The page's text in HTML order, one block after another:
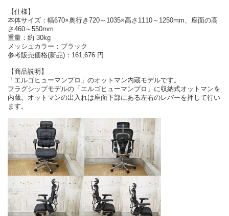
【仕様】
本体サイズ：幅670×奥行き720～1035×高さ1110～1250mm、座面の高
さ460～550mm
重量：約 30kg
メッシュカラー：ブラック
参考販売価格(新品)：161,676 円
【商品説明】
「エルゴヒューマンプロ」のオットマン内蔵モデルです。
フラグシップモデルの「エルゴヒューマンプロ」に収納式オットマンを
内蔵。オットマンの出入れは座面下部にある左右のレバーを押して行い
ます。